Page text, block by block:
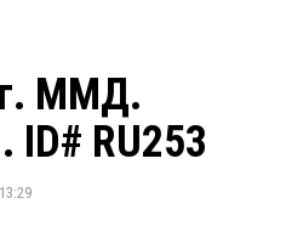
г. ММД.
ID# RU253